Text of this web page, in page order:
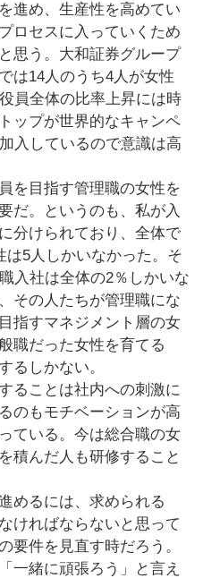
進め、生産性を高めてい
ロセスに入っていくため
思う。大和証券グループ
は14人のうち4人が女性
員全体の比率上昇には時
ップが世界的なキャンペ
入しているので意識は高
を目指す管理職の女性を
だ。というのも、私が入
分けられており、全体で
は5人しかいなかった。そ
入社は全体の2％しかいな
その人たちが管理職にな
指すマネジメント層の女
職だった女性を育てる
るしかない。
ることは社内への刺激に
のもモチベーションが高
ている。今は総合職の女
積んだ人も研修すること
めるには、求められる
ければならないと思って
要件を見直す時だろう。
一緒に頑張ろう」と言え